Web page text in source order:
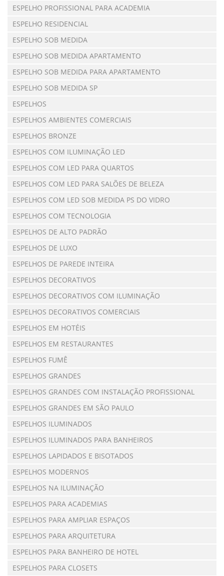
ESPELHO PROFISSIONAL PARA ACADEMIA
ESPELHO RESIDENCIAL
ESPELHO SOB MEDIDA
ESPELHO SOB MEDIDA APARTAMENTO
ESPELHO SOB MEDIDA PARA APARTAMENTO
ESPELHO SOB MEDIDA SP
ESPELHOS
ESPELHOS AMBIENTES COMERCIAIS
ESPELHOS BRONZE
ESPELHOS COM ILUMINAÇÃO LED
ESPELHOS COM LED PARA QUARTOS
ESPELHOS COM LED PARA SALÕES DE BELEZA
ESPELHOS COM LED SOB MEDIDA PS DO VIDRO
ESPELHOS COM TECNOLOGIA
ESPELHOS DE ALTO PADRÃO
ESPELHOS DE LUXO
ESPELHOS DE PAREDE INTEIRA
ESPELHOS DECORATIVOS
ESPELHOS DECORATIVOS COM ILUMINAÇÃO
ESPELHOS DECORATIVOS COMERCIAIS
ESPELHOS EM HOTÉIS
ESPELHOS EM RESTAURANTES
ESPELHOS FUMÊ
ESPELHOS GRANDES
ESPELHOS GRANDES COM INSTALAÇÃO PROFISSIONAL
ESPELHOS GRANDES EM SÃO PAULO
ESPELHOS ILUMINADOS
ESPELHOS ILUMINADOS PARA BANHEIROS
ESPELHOS LAPIDADOS E BISOTADOS
ESPELHOS MODERNOS
ESPELHOS NA ILUMINAÇÃO
ESPELHOS PARA ACADEMIAS
ESPELHOS PARA AMPLIAR ESPAÇOS
ESPELHOS PARA ARQUITETURA
ESPELHOS PARA BANHEIRO DE HOTEL
ESPELHOS PARA CLOSETS